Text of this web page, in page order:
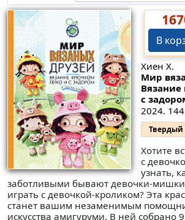
В
Хиен Х.
Мир
с
2024. 144
Твердый
Хотите
с
узнать,
заботливыми бывают девочки-
играть с девочкой-кроликом? Эта
станет вашим незаменимым
искусства амигуруми. В ней собрано